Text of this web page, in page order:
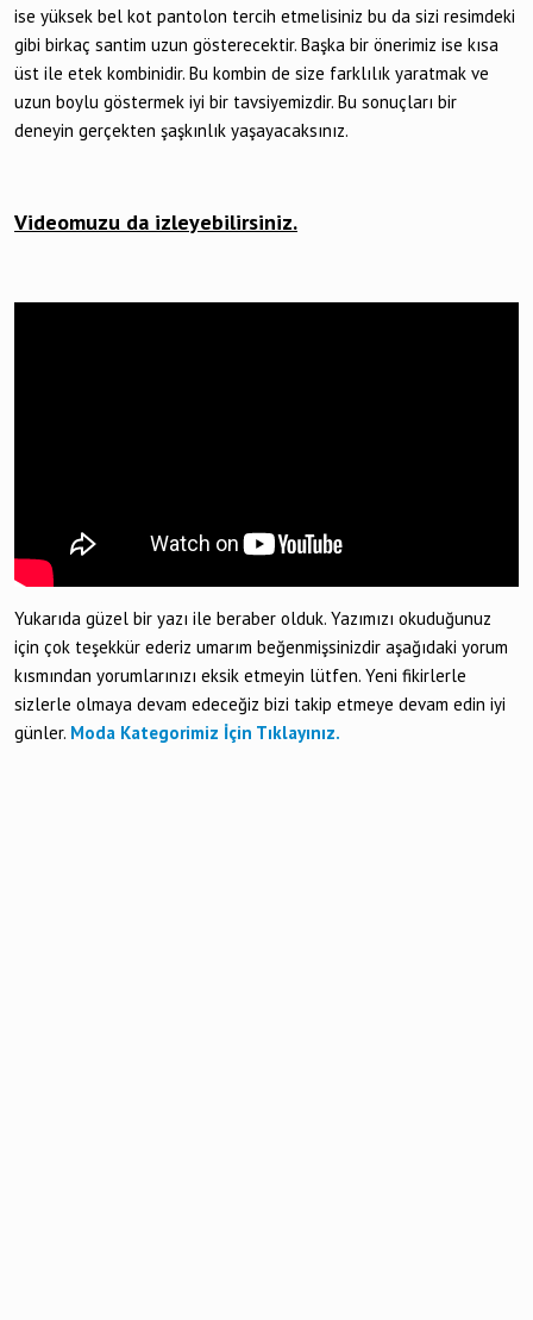
ise yüksek bel kot pantolon tercih etmelisiniz bu da sizi resimdeki
gibi birkaç santim uzun gösterecektir. Başka bir önerimiz ise kısa
üst ile etek kombinidir. Bu kombin de size farklılık yaratmak ve
uzun boylu göstermek iyi bir tavsiyemizdir. Bu sonuçları bir
deneyin gerçekten şaşkınlık yaşayacaksınız.
Videomuzu da izleyebilirsiniz.
Yukarıda güzel bir yazı ile beraber olduk. Yazımızı okuduğunuz
için çok teşekkür ederiz umarım beğenmişsinizdir aşağıdaki yorum
kısmından yorumlarınızı eksik etmeyin lütfen. Yeni fikirlerle
sizlerle olmaya devam edeceğiz bizi takip etmeye devam edin iyi
günler. Moda Kategorimiz İçin Tıklayınız.